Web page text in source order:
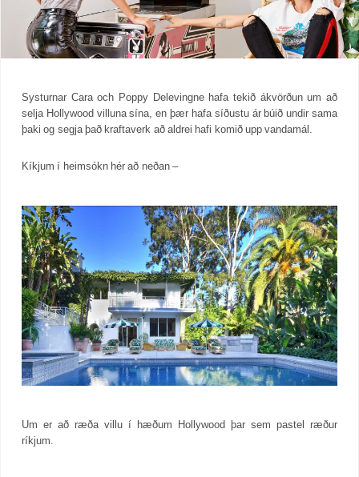
Systurnar Cara och Poppy Delevingne hafa tekið ákvörðun um að
selja Hollywood villuna sína, en þær hafa síðustu ár búið undir sama
þaki og segja það kraftaverk að aldrei hafi komið upp vandamál.
Kíkjum í heimsókn hér að neðan –
Um er að ræða villu í hæðum Hollywood þar sem pastel ræður
ríkjum.